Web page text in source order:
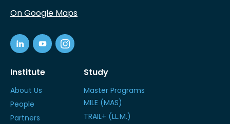
On Google Maps
Institute
About Us
People
Partners
Study
Master Programs
MILE (MAS)
TRAIL+ (LL.M.)